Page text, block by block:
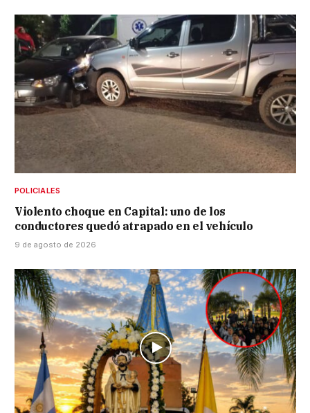
POLICIALES
Violento choque en Capital: uno de los
conductores quedó atrapado en el vehículo
9 de agosto de 2026